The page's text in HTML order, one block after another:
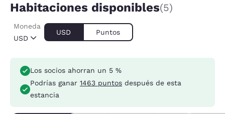
Habitaciones disponibles(5)
USD
Moneda
USD Puntos
Los socios ahorran un 5 %
Podrías ganar 1463 puntos después de esta
estancia